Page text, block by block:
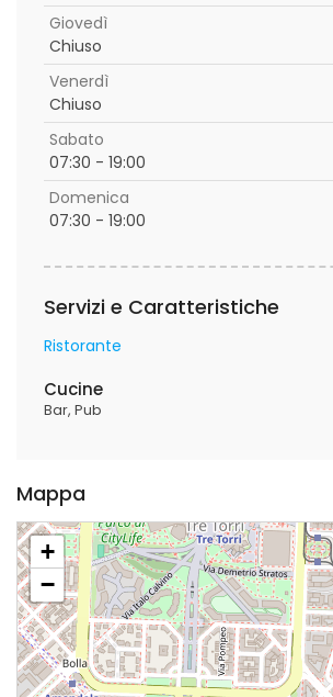
Giovedì
Chiuso
Venerdì
Chiuso
Sabato
07:30 - 19:00
Domenica
07:30 - 19:00
Servizi e Caratteristiche
Ristorante
Cucine
Bar Pub
Mappa
+
−